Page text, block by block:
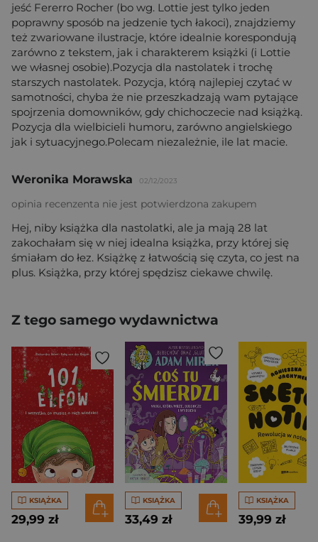
jeść Fererro Rocher (bo wg. Lottie jest tylko jeden
poprawny sposób na jedzenie tych łakoci), znajdziemy
też zwariowane ilustracje, które idealnie korespondują
zarówno z tekstem, jak i charakterem książki (i Lottie
we własnej osobie).Pozycja dla nastolatek i trochę
starszych nastolatek. Pozycja, którą najlepiej czytać w
samotności, chyba że nie przeszkadzają wam pytające
spojrzenia domowników, gdy chichoczecie nad książką.
Pozycja dla wielbicieli humoru, zarówno angielskiego
jak i sytuacyjnego.Polecam niezależnie, ile lat macie.
Weronika Morawska 02/12/2023
opinia recenzenta nie jest potwierdzona zakupem
Hej, niby książka dla nastolatki, ale ja mają 28 lat
zakochałam się w niej idealna książka, przy której się
śmiałam do łez. Książkę z łatwością się czyta, co jest na
plus. Książka, przy której spędzisz ciekawe chwilę.
Z tego samego wydawnictwa
KSIĄŻKA
29,99 zł
KSIĄŻKA
33,49 zł
KSIĄŻKA
39,99 zł